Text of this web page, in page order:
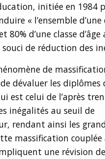
initiée en 1984
« l’ensemble
80% d’une classe
de réduction des
de
dévaluer les diplômes
est celui de l’après
inégalités au seuil de
rendant ainsi les
massification couplée
une révision